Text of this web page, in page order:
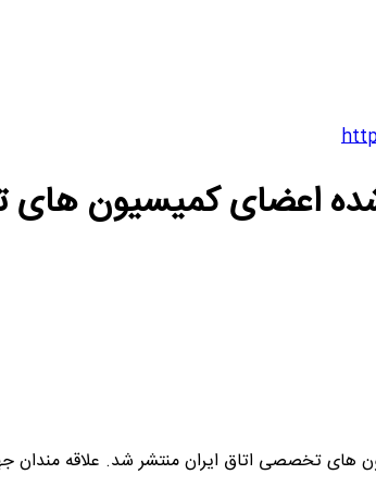
اعضای کمیسیون های
های تخصصی اتاق ایران منتشر شد. علاقه مندان